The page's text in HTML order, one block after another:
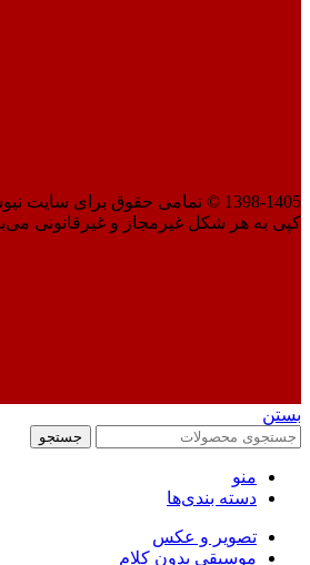
1398-1405 © تمامی حقوق برای
کپی به هر شکل غیرمجاز و غیرقانونی
بستن
جستجو
منو
دسته بندی‌ها
تصویر و عکس
موسیقی بدون کلام